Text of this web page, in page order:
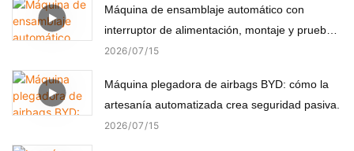
Máquina de ensamblaje automático con
interruptor de alimentación, montaje y prueba
automáticos
2026 07 15
Máquina plegadora de airbags BYD: cómo la
artesanía automatizada crea seguridad pasiva.
2026 07 15